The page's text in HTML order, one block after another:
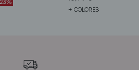
+ COLORES